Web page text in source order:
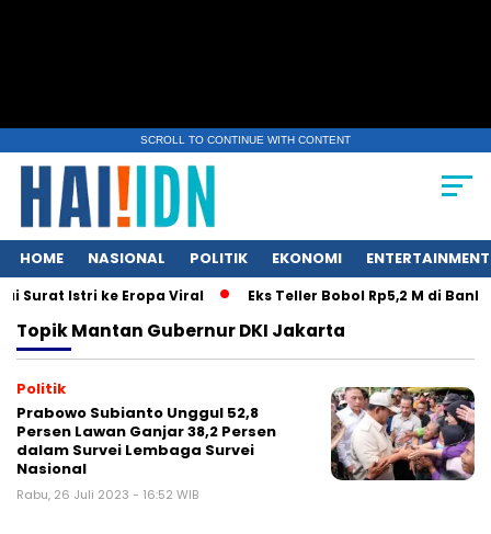
SCROLL TO CONTINUE WITH CONTENT
HOME NASIONAL POLITIK EKONOMI ENTERTAINMENT
Surat Istri ke Eropa Viral Eks Teller Bobol Rp5,2 M di Bank
TopikMantan Gubernur DKI Jakarta
Politik
Prabowo Subianto Unggul 52,8
Persen Lawan Ganjar 38,2 Persen
dalam Survei Lembaga Survei
Nasional
Rabu, 26 Juli 2023 - 16:52 WIB